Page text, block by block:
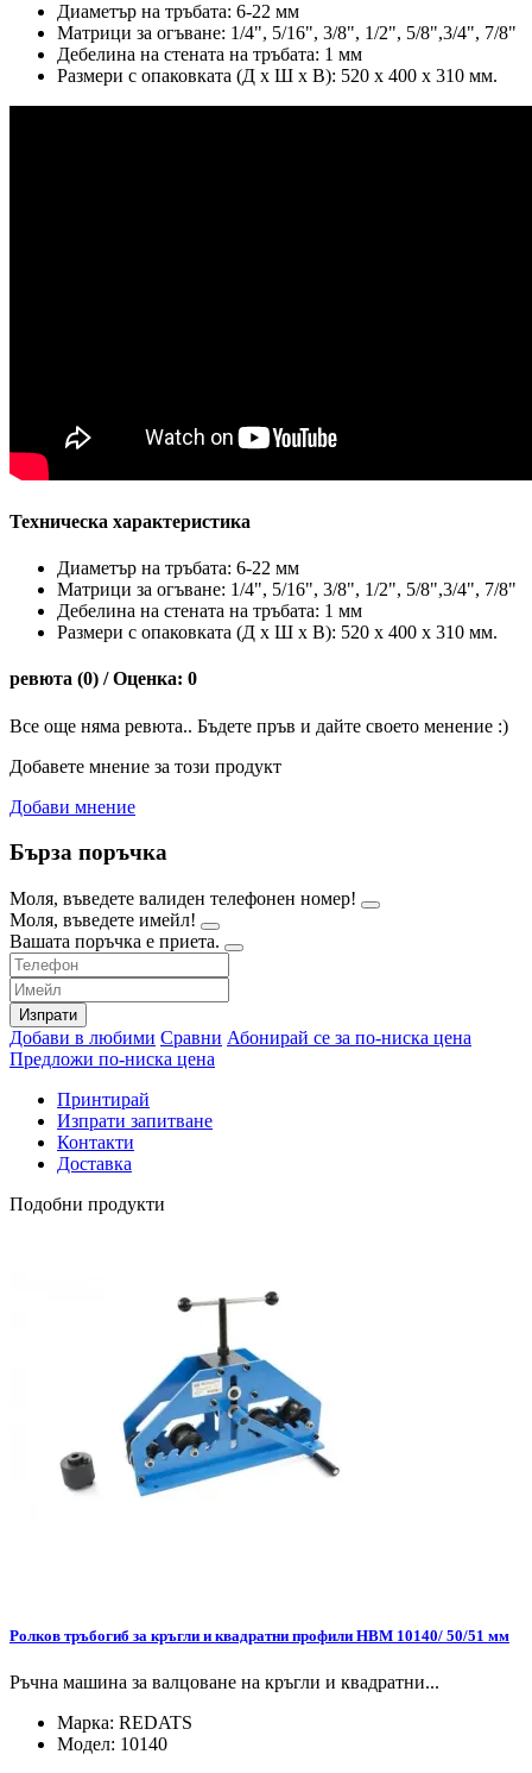
Диаметър на тръбата: 6-22 мм
Матрици за огъване: 1/4", 5/16", 3/8", 1/2", 5/8",3/4", 7/8"
Дебелина на стената на тръбата: 1 мм
Размери с опаковката (Д х Ш х В): 520 x 400 x 310 мм.
Техническа характеристика
Диаметър на тръбата: 6-22 мм
Матрици за огъване: 1/4", 5/16", 3/8", 1/2", 5/8",3/4", 7/8"
Дебелина на стената на тръбата: 1 мм
Размери с опаковката (Д х Ш х В): 520 x 400 x 310 мм.
ревюта (0) / Оценка: 0
Все още няма ревюта.. Бъдете пръв и дайте своето менение :)
Добавете мнение за този продукт
Добави мнение
Бърза поръчка
Моля, въведете валиден телефонен номер!
Моля, въведете имейл!
Вашата поръчка е приета.
Изпрати
Добави в любими Сравни Абонирай се за по-ниска цена
Предложи по-ниска цена
Принтирай
Изпрати запитване
Контакти
Доставка
Подобни продукти
Ролков тръбогиб за кръгли и квадратни профили HBM 10140/ 50/51 мм
Ръчна машина за валцоване на кръгли и квадратни...
Марка: REDATS
Модел: 10140